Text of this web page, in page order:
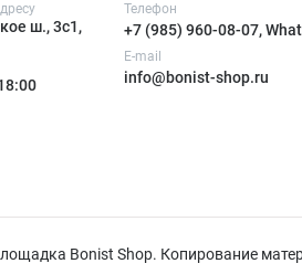
ш., 3с1,
Телефон
+7 (985) 960-08-07,
E-mail
info@bonist-shop.ru
Bonist Shop. Копирование